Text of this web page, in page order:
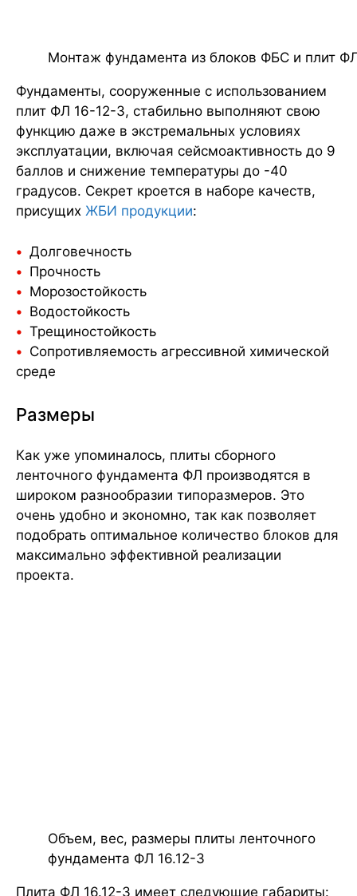
Монтаж фундамента из блоков ФБС и плит
Фундаменты, сооруженные с использованием
плит ФЛ 16-12-3, стабильно выполняют свою
функцию даже в экстремальных условиях
эксплуатации, включая сейсмоактивность до 9
баллов и снижение температуры до -40
градусов. Секрет кроется в наборе качеств,
присущих ЖБИ продукции:
Долговечность
Прочность
Морозостойкость
Водостойкость
Трещиностойкость
Сопротивляемость агрессивной химической
среде
Размеры
Как уже упоминалось, плиты сборного
ленточного фундамента ФЛ производятся в
широком разнообразии типоразмеров. Это
очень удобно и экономно, так как позволяет
подобрать оптимальное количество блоков для
максимально эффективной реализации
проекта.
Объем, вес, размеры плиты ленточного
фундамента ФЛ 16.12-3
Плита ФЛ 16.12-3 имеет следующие габариты: